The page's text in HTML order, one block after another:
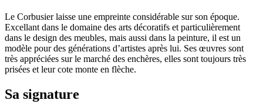
Le Corbusier laisse une empreinte considérable sur son époque.
Excellant dans le domaine des arts décoratifs et particulièrement
dans le design des meubles, mais aussi dans la peinture, il est un
modèle pour des générations d’artistes après lui. Ses œuvres sont
très appréciées sur le marché des enchères, elles sont toujours très
prisées et leur cote monte en flèche.
Sa signature